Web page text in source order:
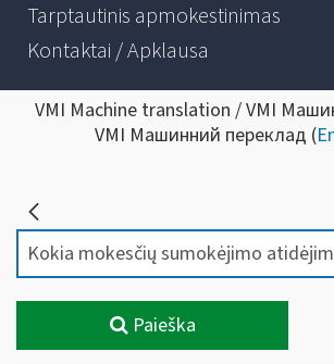
Tarptautinis apmokestinimas
Kontaktai / Apklausa
VMI Machine translation / VMI
VMI Машинний переклад (
Paieška